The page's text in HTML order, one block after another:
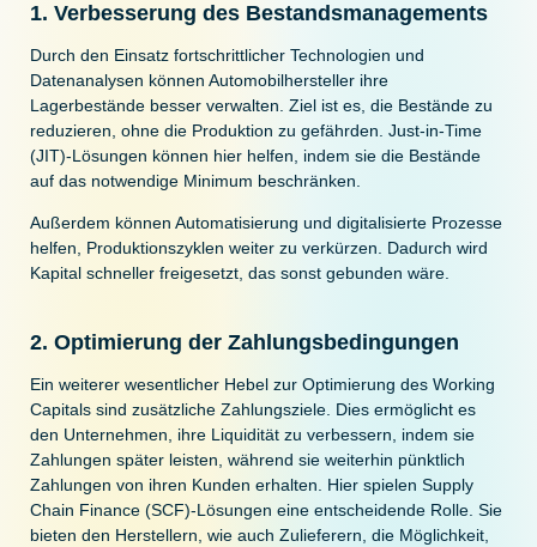
1. Verbesserung des Bestandsmanagements
Durch den Einsatz fortschrittlicher Technologien und
Datenanalysen können Automobilhersteller ihre
Lagerbestände besser verwalten. Ziel ist es, die Bestände zu
reduzieren, ohne die Produktion zu gefährden. Just-in-Time
(JIT)-Lösungen können hier helfen, indem sie die Bestände
auf das notwendige Minimum beschränken.
Außerdem können Automatisierung und digitalisierte Prozesse
helfen, Produktionszyklen weiter zu verkürzen. Dadurch wird
Kapital schneller freigesetzt, das sonst gebunden wäre.
2. Optimierung der Zahlungsbedingungen
Ein weiterer wesentlicher Hebel zur Optimierung des Working
Capitals sind zusätzliche Zahlungsziele. Dies ermöglicht es
den Unternehmen, ihre Liquidität zu verbessern, indem sie
Zahlungen später leisten, während sie weiterhin pünktlich
Zahlungen von ihren Kunden erhalten. Hier spielen Supply
Chain Finance (SCF)-Lösungen eine entscheidende Rolle. Sie
bieten den Herstellern, wie auch Zulieferern, die Möglichkeit,